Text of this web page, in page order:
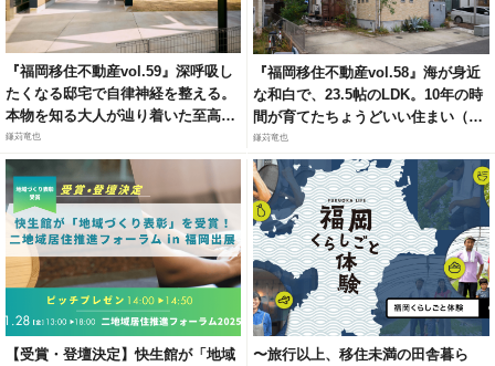
『福岡移住不動産vol.59』深呼吸し
たくなる邸宅で自律神経を整える。
本物を知る大人が辿り着いた至高の
リトリート（福岡市城南区梅林）
鎌苅竜也
『福岡移住不動産vol.58』海が身近
な和白で、23.5帖のLDK。10年の時
間が育てたちょうどいい住まい（福
岡市東区和白6）
鎌苅竜也
【受賞・登壇決定】快生館が「地域
〜旅行以上、移住未満の田舎暮ら